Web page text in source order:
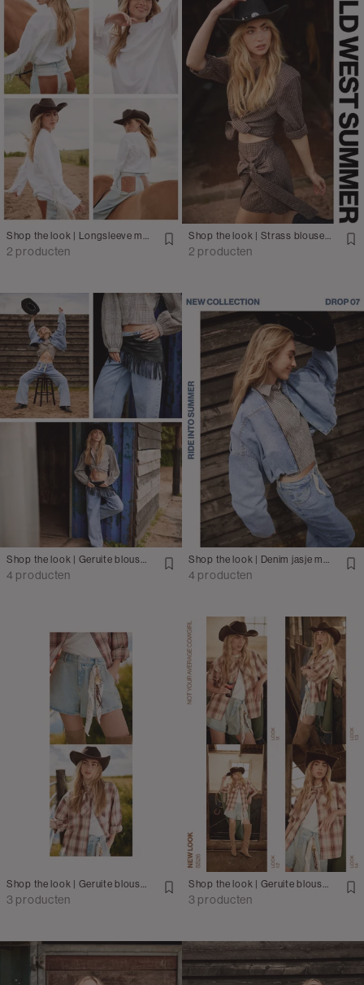
2 producten 2 producten
Shop the look | Geruite blouse met jeans en leren sjaaltje
4 producten
Shop the look | Denim jasje met jeans
4 producten
3 producten 3 producten